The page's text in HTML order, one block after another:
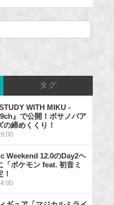
タグ
WITH MIKU -
』で公開！ボサノバア
の締めくくり！
Weekend 12.0のDay2ヘ
「ポケモン feat. 初音ミ